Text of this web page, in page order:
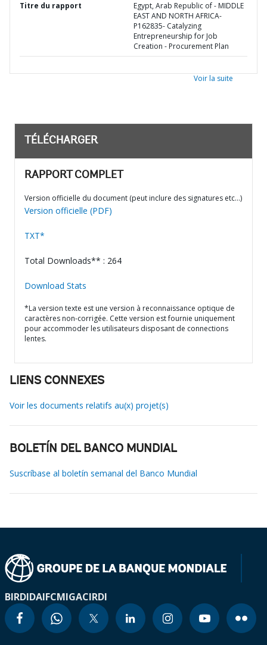
Titre du rapport
Egypt, Arab Republic of - MIDDLE
EAST AND NORTH AFRICA-
P162835- Catalyzing
Entrepreneurship for Job
Creation - Procurement Plan
Voir la suite
TÉLÉCHARGER
RAPPORT COMPLET
Version officielle du document (peut inclure des signatures etc…)
Version officielle (PDF)
TXT*
Total Downloads** : 264
Download Stats
*La version texte est une version à reconnaissance optique de
caractères non-corrigée. Cette version est fournie uniquement
pour accommoder les utilisateurs disposant de connections
lentes.
LIENS CONNEXES
Voir les documents relatifs au(x) projet(s)
BOLETÍN DEL BANCO MUNDIAL
Suscríbase al boletín semanal del Banco Mundial
BIRDIDAIFCMIGACIRDI